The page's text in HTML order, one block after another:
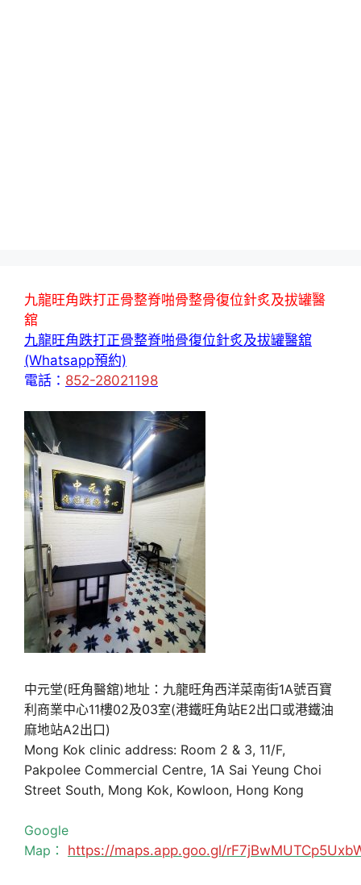
九龍旺角跌打正骨整脊啪骨整骨復位針炙及拔罐醫
舘
九龍旺角跌打正骨整脊啪骨復位針炙及拔罐醫舘
(Whatsapp預約)
電話： 852-28021198
中元堂(旺角醫舘)地址：九龍旺角西洋菜南街1A號百寶
利商業中心11樓02及03室(港鐵旺角站E2出口或港鐵油
麻地站A2出口)
Mong Kok clinic address: Room 2 & 3, 11/F,
Pakpolee Commercial Centre, 1A Sai Yeung Choi
Street South, Mong Kok, Kowloon, Hong Kong
Google
Map： https://maps.app.goo.gl/